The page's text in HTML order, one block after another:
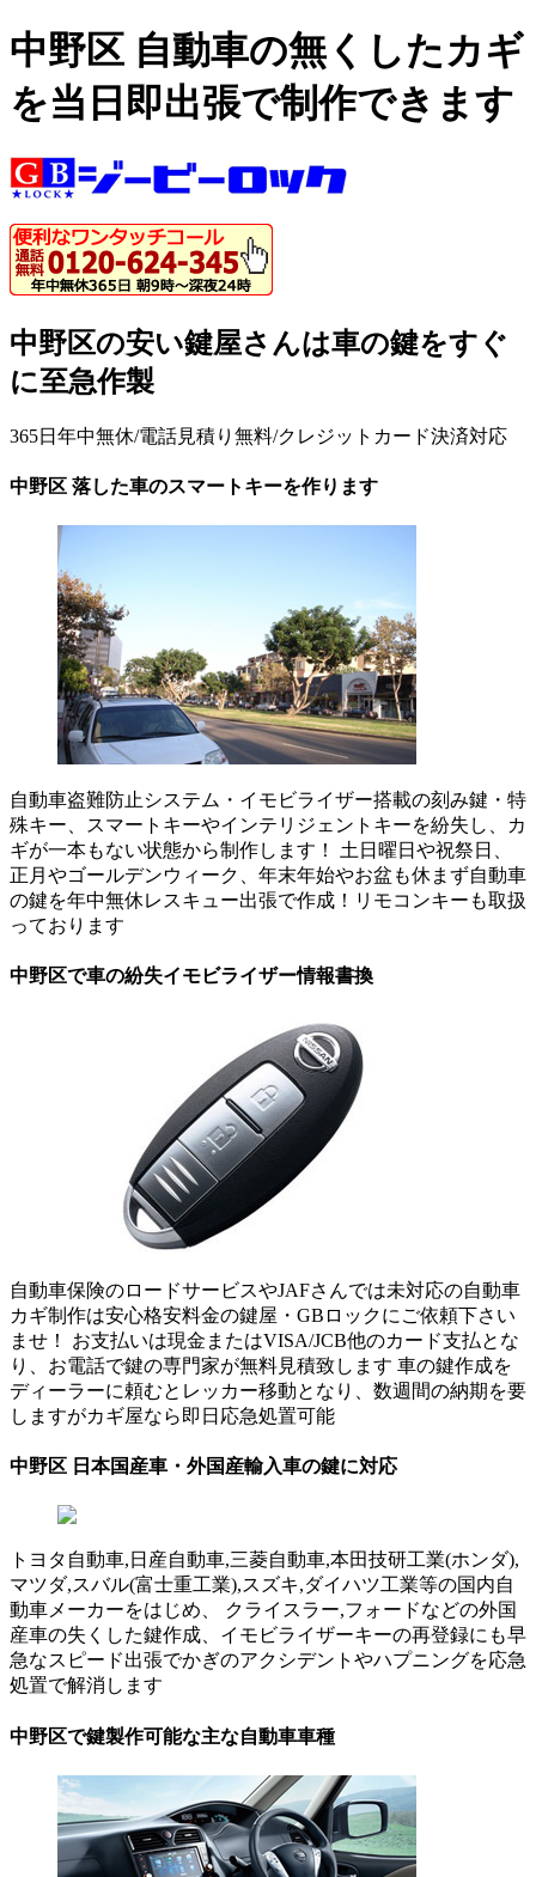
中野区 自動車の無くしたカギ
を当日即出張で制作できます
中野区の安い鍵屋さんは車の鍵をすぐ
に至急作製
365日年中無休/電話見積り無料/クレジットカード決済対応
中野区 落した車のスマートキーを作ります
自動車盗難防止システム・イモビライザー搭載の刻み鍵・特
殊キー、スマートキーやインテリジェントキーを紛失し、カ
ギが一本もない状態から制作します！ 土日曜日や祝祭日、
正月やゴールデンウィーク、年末年始やお盆も休まず自動車
の鍵を年中無休レスキュー出張で作成！リモコンキーも取扱
っております
中野区で車の紛失イモビライザー情報書換
自動車保険のロードサービスやJAFさんでは未対応の自動車
カギ制作は安心格安料金の鍵屋・GBロックにご依頼下さい
ませ！ お支払いは現金またはVISA/JCB他のカード支払とな
り、お電話で鍵の専門家が無料見積致します 車の鍵作成を
ディーラーに頼むとレッカー移動となり、数週間の納期を要
しますがカギ屋なら即日応急処置可能
中野区 日本国産車・外国産輸入車の鍵に対応
トヨタ自動車,日産自動車,三菱自動車,本田技研工業(ホンダ),
マツダ,スバル(富士重工業),スズキ,ダイハツ工業等の国内自
動車メーカーをはじめ、 クライスラー,フォードなどの外国
産車の失くした鍵作成、イモビライザーキーの再登録にも早
急なスピード出張でかぎのアクシデントやハプニングを応急
処置で解消します
中野区で鍵製作可能な主な自動車車種